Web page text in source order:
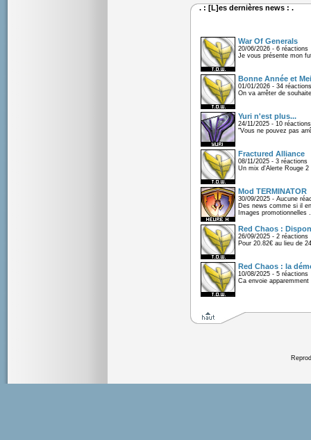
. : [L]es dernières news : .
War Of Generals
20/06/2026 - 6 réactions
Je vous présente mon
Bonne Année et
01/01/2026 - 34 réactions
On va arrêter de
Yuri n'est plus...
24/11/2025 - 10 réactions
"Vous ne pouvez pas
Fractured Alliance
08/11/2025 - 3 réactions
Un mix d'Alerte Rouge
Mod TERMINATOR
30/09/2025 - Aucune
Des news comme si il
Images promotionnelles .
Red Chaos :
26/09/2025 - 2 réactions
Pour 20.82€ au lieu de
Red Chaos : la
10/08/2025 - 5 réactions
Ca envoie apparemment